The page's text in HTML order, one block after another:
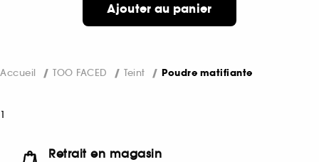
Ajouter au panier
Accueil TOO FACED Teint Poudre matifiante
1
Retrait en magasin